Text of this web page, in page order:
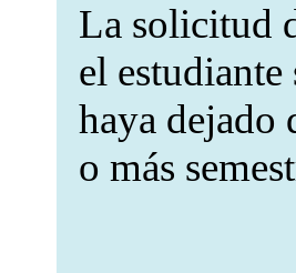
La solicitud
el
haya dejado
o más